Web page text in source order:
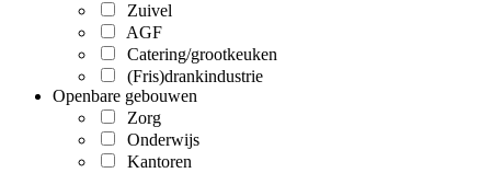
Zuivel
AGF
Catering/grootkeuken
(Fris)drankindustrie
Openbare gebouwen
Zorg
Onderwijs
Kantoren